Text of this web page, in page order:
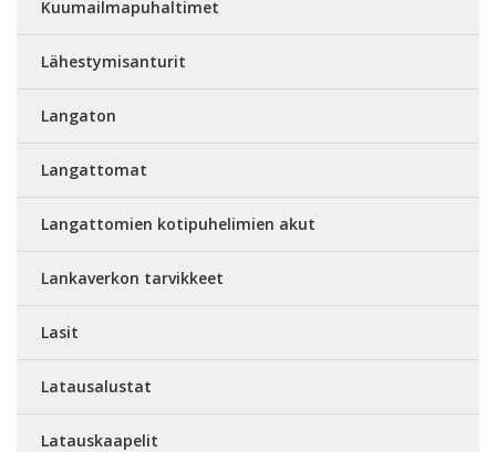
Kuumailmapuhaltimet
Lähestymisanturit
Langaton
Langattomat
Langattomien kotipuhelimien akut
Lankaverkon tarvikkeet
Lasit
Latausalustat
Latauskaapelit